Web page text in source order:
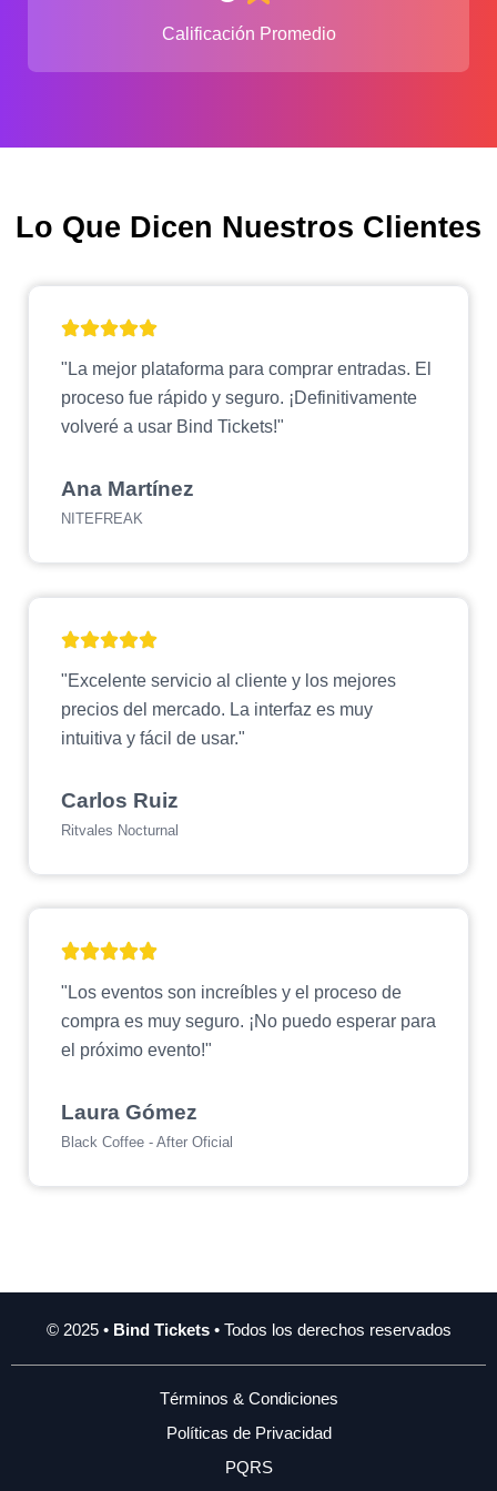
Calificación Promedio
Lo Que Dicen Nuestros Clientes
"La mejor plataforma para comprar entradas. El
proceso fue rápido y seguro. ¡Definitivamente
volveré a usar Bind Tickets!"
Ana Martínez
NITEFREAK
"Excelente servicio al cliente y los mejores
precios del mercado. La interfaz es muy
intuitiva y fácil de usar."
Carlos Ruiz
Ritvales Nocturnal
"Los eventos son increíbles y el proceso de
compra es muy seguro. ¡No puedo esperar para
el próximo evento!"
Laura Gómez
Black Coffee - After Oficial
© 2025 • Bind Tickets• Todos los derechos reservados
Términos & Condiciones
Políticas de Privacidad
PQRS